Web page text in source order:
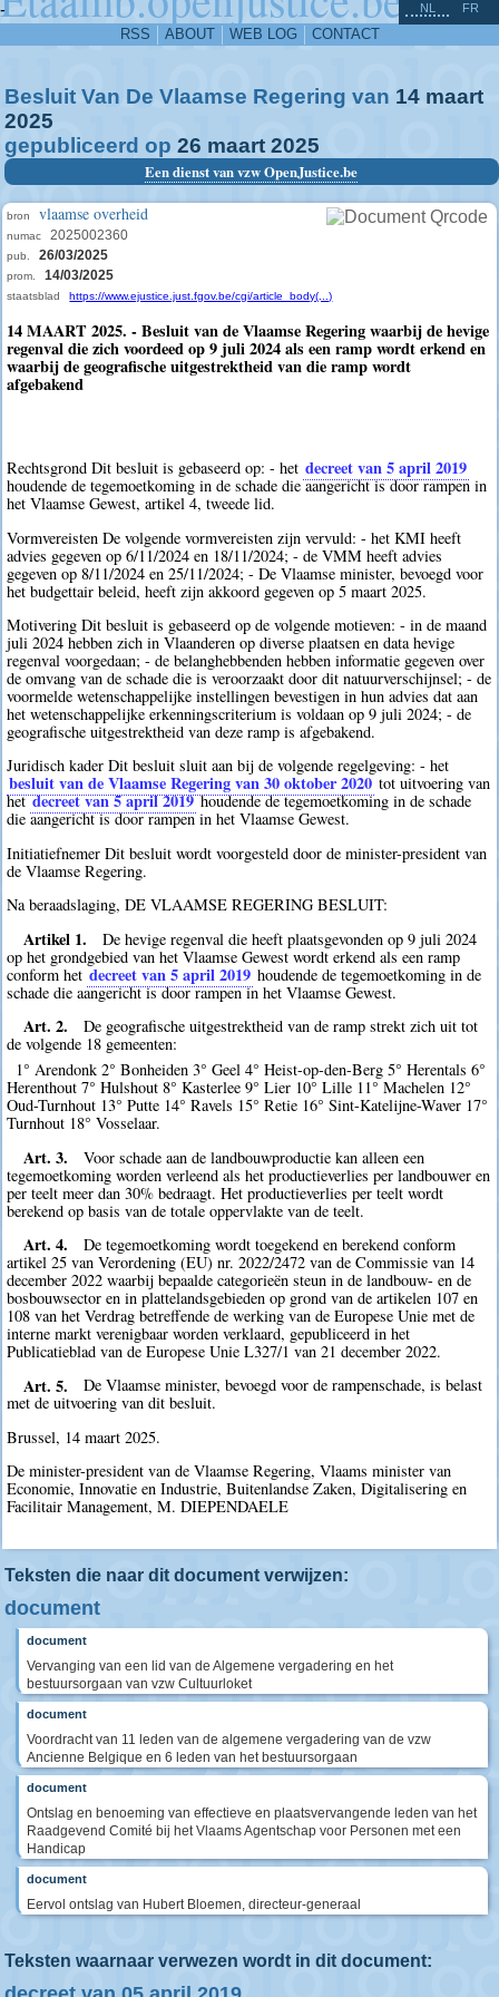
-
RSS ABOUT WEB LOG CONTACT
NL FR
Besluit Van De Vlaamse Regering van 14 maart
2025
gepubliceerd op 26 maart 2025
Een dienst van vzw OpenJustice.be
bron vlaamse overheid
numac 2025002360
pub. 26/03/2025
prom. 14/03/2025
staatsblad https://www.ejustice.just.fgov.be/cgi/article_body(...)
14 MAART 2025. - Besluit van de Vlaamse Regering waarbij de hevige
regenval die zich voordeed op 9 juli 2024 als een ramp wordt erkend en
waarbij de geografische uitgestrektheid van die ramp wordt
afgebakend
Rechtsgrond Dit besluit is gebaseerd op: - het decreet van 5 april 2019
houdende de tegemoetkoming in de schade die aangericht is door rampen in
het Vlaamse Gewest, artikel 4, tweede lid.
Vormvereisten De volgende vormvereisten zijn vervuld: - het KMI heeft
advies gegeven op 6/11/2024 en 18/11/2024; - de VMM heeft advies
gegeven op 8/11/2024 en 25/11/2024; - De Vlaamse minister, bevoegd voor
het budgettair beleid, heeft zijn akkoord gegeven op 5 maart 2025.
Motivering Dit besluit is gebaseerd op de volgende motieven: - in de maand
juli 2024 hebben zich in Vlaanderen op diverse plaatsen en data hevige
regenval voorgedaan; - de belanghebbenden hebben informatie gegeven over
de omvang van de schade die is veroorzaakt door dit natuurverschijnsel; - de
voormelde wetenschappelijke instellingen bevestigen in hun advies dat aan
het wetenschappelijke erkenningscriterium is voldaan op 9 juli 2024; - de
geografische uitgestrektheid van deze ramp is afgebakend.
Juridisch kader Dit besluit sluit aan bij de volgende regelgeving: - het
besluit van de Vlaamse Regering van 30 oktober 2020 tot uitvoering van
hetdecreet van 5 april 2019houdende de tegemoetkoming in de schade
die aangericht is door rampen in het Vlaamse Gewest.
Initiatiefnemer Dit besluit wordt voorgesteld door de minister-president van
de Vlaamse Regering.
Na beraadslaging, DE VLAAMSE REGERING BESLUIT:
Artikel 1.
De hevige regenval die heeft plaatsgevonden op 9 juli 2024
op het grondgebied van het Vlaamse Gewest wordt erkend als een ramp
conform het decreet van 5 april 2019 houdende de tegemoetkoming in de
schade die aangericht is door rampen in het Vlaamse Gewest.
Art. 2.
De geografische uitgestrektheid van de ramp strekt zich uit tot
de volgende 18 gemeenten:
1° Arendonk 2° Bonheiden 3° Geel 4° Heist-op-den-Berg 5° Herentals 6°
Herenthout 7° Hulshout 8° Kasterlee 9° Lier 10° Lille 11° Machelen 12°
Oud-Turnhout 13° Putte 14° Ravels 15° Retie 16° Sint-Katelijne-Waver 17°
Turnhout 18° Vosselaar.
Art. 3.
Voor schade aan de landbouwproductie kan alleen een
tegemoetkoming worden verleend als het productieverlies per landbouwer en
per teelt meer dan 30% bedraagt. Het productieverlies per teelt wordt
berekend op basis van de totale oppervlakte van de teelt.
Art. 4.
De tegemoetkoming wordt toegekend en berekend conform
artikel 25 van Verordening (EU) nr. 2022/2472 van de Commissie van 14
december 2022 waarbij bepaalde categorieën steun in de landbouw- en de
bosbouwsector en in plattelandsgebieden op grond van de artikelen 107 en
108 van het Verdrag betreffende de werking van de Europese Unie met de
interne markt verenigbaar worden verklaard, gepubliceerd in het
Publicatieblad van de Europese Unie L327/1 van 21 december 2022.
Art. 5.
De Vlaamse minister, bevoegd voor de rampenschade, is belast
met de uitvoering van dit besluit.
Brussel, 14 maart 2025.
De minister-president van de Vlaamse Regering, Vlaams minister van
Economie, Innovatie en Industrie, Buitenlandse Zaken, Digitalisering en
Facilitair Management, M. DIEPENDAELE
Teksten die naar dit document verwijzen:
document
document
Vervanging van een lid van de Algemene vergadering en het
bestuursorgaan van vzw Cultuurloket
document
Voordracht van 11 leden van de algemene vergadering van de vzw
Ancienne Belgique en 6 leden van het bestuursorgaan
document
Ontslag en benoeming van effectieve en plaatsvervangende leden van het
Raadgevend Comité bij het Vlaams Agentschap voor Personen met een
Handicap
document
Eervol ontslag van Hubert Bloemen, directeur-generaal
Teksten waarnaar verwezen wordt in dit document:
^